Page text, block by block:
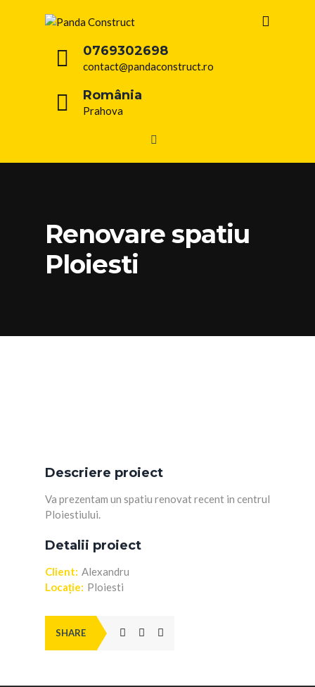
0769302698
contact@pandaconstruct.ro
România
Prahova
Renovare spatiu
Ploiesti
Descriere proiect
Va prezentam un spatiu renovat recent in centrul
Ploiestiului.
Detalii proiect
Client: Alexandru
Locație: Ploiesti
SHARE